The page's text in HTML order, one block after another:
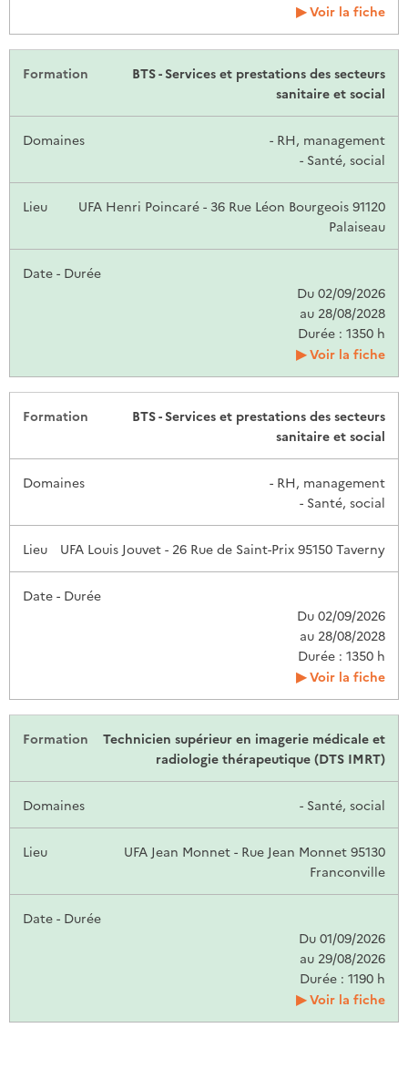
Voir la fiche
BTS - Services et prestations des secteurs
sanitaire et social
- RH, management
- Santé, social
UFA Henri Poincaré - 36 Rue Léon Bourgeois 91120
Palaiseau
Du 02/09/2026
au 28/08/2028
Durée : 1350 h
Voir la fiche
BTS - Services et prestations des secteurs
sanitaire et social
- RH, management
- Santé, social
UFA Louis Jouvet - 26 Rue de Saint-Prix 95150 Taverny
Du 02/09/2026
au 28/08/2028
Durée : 1350 h
Voir la fiche
Technicien supérieur en imagerie médicale et
radiologie thérapeutique (DTS IMRT)
- Santé, social
UFA Jean Monnet - Rue Jean Monnet 95130
Franconville
Du 01/09/2026
au 29/08/2026
Durée : 1190 h
Voir la fiche